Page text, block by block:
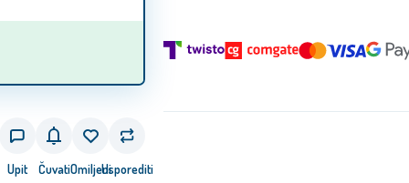
Upit ČuvatiOmiljeniUsporediti